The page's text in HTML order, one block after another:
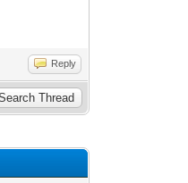
Reply